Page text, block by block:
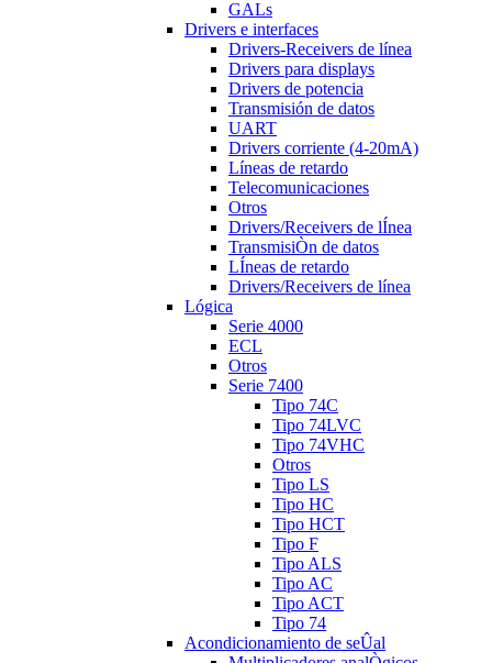
GALs
Drivers e interfaces
Drivers-Receivers de línea
Drivers para displays
Drivers de potencia
Transmisión de datos
UART
Drivers corriente (4-20mA)
Líneas de retardo
Telecomunicaciones
Otros
Drivers/Receivers de lÍnea
TransmisiÒn de datos
LÍneas de retardo
Drivers/Receivers de línea
Lógica
Serie 4000
ECL
Otros
Serie 7400
Tipo 74C
Tipo 74LVC
Tipo 74VHC
Otros
Tipo LS
Tipo HC
Tipo HCT
Tipo F
Tipo ALS
Tipo AC
Tipo ACT
Tipo 74
Acondicionamiento de seÛal